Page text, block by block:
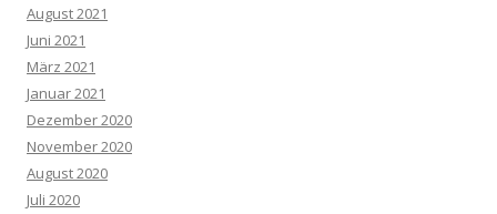
August 2021
Juni 2021
März 2021
Januar 2021
Dezember 2020
November 2020
August 2020
Juli 2020